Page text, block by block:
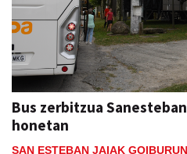
Bus zerbitzua
honetan
SAN ESTEBAN JAIAK